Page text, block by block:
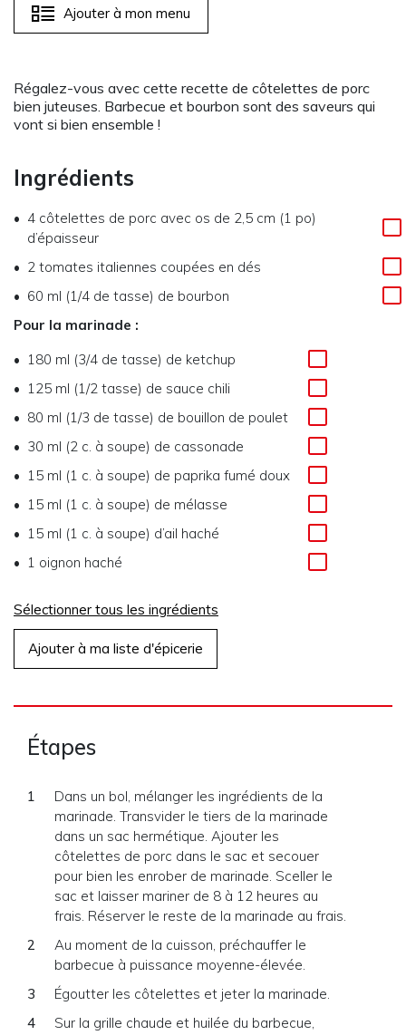
Ajouter à mon menu
Régalez-vous avec cette recette de côtelettes de porc
bien juteuses. Barbecue et bourbon sont des saveurs qui
vont si bien ensemble !
Ingrédients
4 côtelettes de porc avec os de 2,5 cm (1 po)
d’épaisseur
2 tomates italiennes coupées en dés
60 ml (1/4 de tasse) de bourbon
Pour la marinade :
180 ml (3/4 de tasse) de ketchup
125 ml (1/2 tasse) de sauce chili
80 ml (1/3 de tasse) de bouillon de poulet
30 ml (2 c. à soupe) de cassonade
15 ml (1 c. à soupe) de paprika fumé doux
15 ml (1 c. à soupe) de mélasse
15 ml (1 c. à soupe) d’ail haché
1 oignon haché
Sélectionner tous les ingrédients
Ajouter à ma liste d'épicerie
Étapes
Dans un bol, mélanger les ingrédients de la
marinade. Transvider le tiers de la marinade
dans un sac hermétique. Ajouter les
côtelettes de porc dans le sac et secouer
pour bien les enrober de marinade. Sceller le
sac et laisser mariner de 8 à 12 heures au
frais. Réserver le reste de la marinade au frais.
Au moment de la cuisson, préchauffer le
barbecue à puissance moyenne-élevée.
Égoutter les côtelettes et jeter la marinade.
Sur la grille chaude et huilée du barbecue,